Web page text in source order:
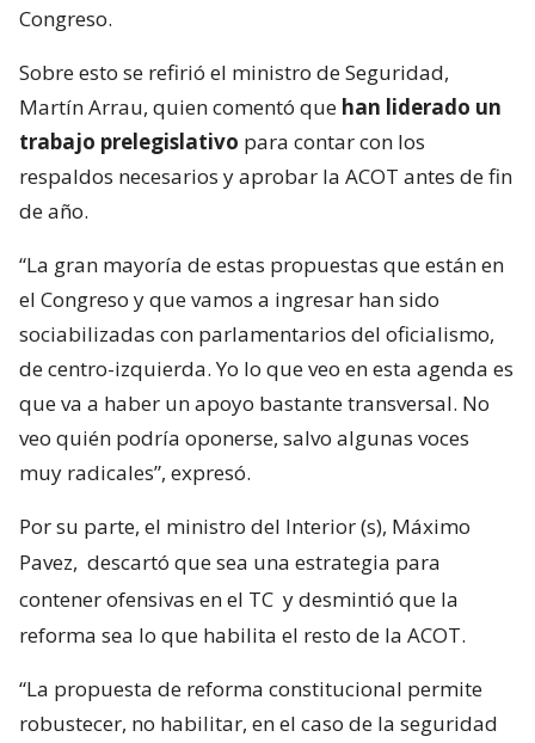
Congreso.
Sobre esto se refirió el ministro de Seguridad,
Martín Arrau, quien comentó que han liderado un
trabajo prelegislativo para contar con los
respaldos necesarios y aprobar la ACOT antes de fin
de año.
“La gran mayoría de estas propuestas que están en
el Congreso y que vamos a ingresar han sido
sociabilizadas con parlamentarios del oficialismo,
de centro-izquierda. Yo lo que veo en esta agenda es
que va a haber un apoyo bastante transversal. No
veo quién podría oponerse, salvo algunas voces
muy radicales”, expresó.
Por su parte, el ministro del Interior (s), Máximo
Pavez, descartó que sea una estrategia para
contener ofensivas en el TC y desmintió que la
reforma sea lo que habilita el resto de la ACOT.
“La propuesta de reforma constitucional permite
robustecer, no habilitar, en el caso de la seguridad